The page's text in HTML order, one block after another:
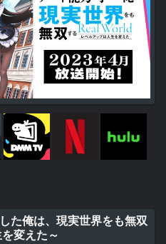
た俺は、現実世界をも無双
変えた～